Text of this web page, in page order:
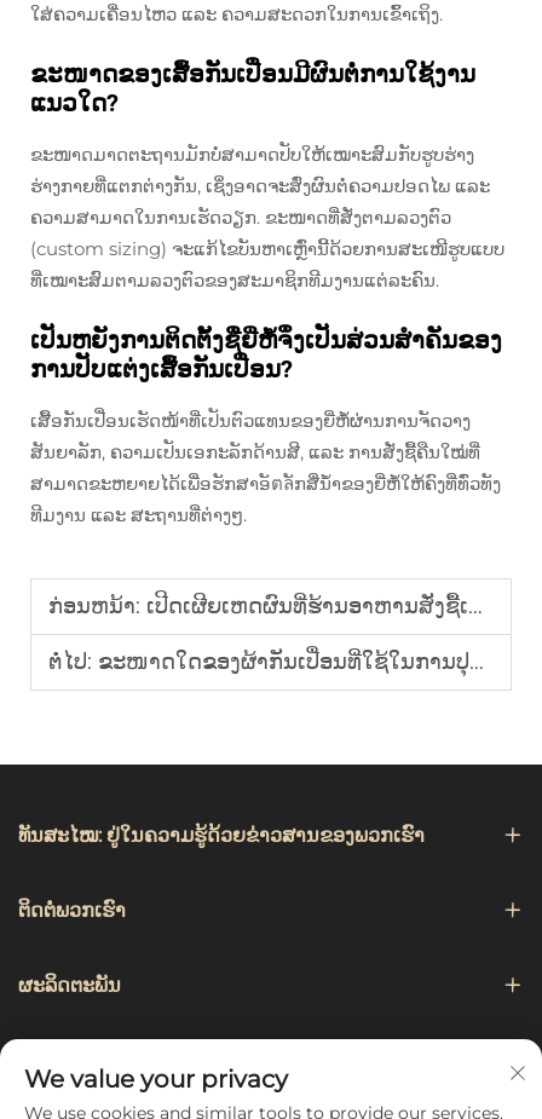
ໃສ່ຄວາມເຄື່ອນໄຫວ ແລະ ຄວາມສະດວກໃນການເຂົ້າເຖິງ.
ຂະໜາດຂອງເສື້ອກັນເປື່ອນມີຜົນຕໍ່ການໃຊ້ງານ
ແນວໃດ?
ຂະໜາດມາດຕະຖານມັກບໍ່ສາມາດປັບໃຫ້ເໝາະສົມກັບຮູບຮ່າງ
ຮ່າງກາຍທີ່ແຕກຕ່າງກັນ, ເຊິ່ງອາດຈະສົ່ງຜົນຕໍ່ຄວາມປອດໄພ ແລະ
ຄວາມສາມາດໃນການເຮັດວຽກ. ຂະໜາດທີ່ສັ່ງຕາມລວງຕົວ
(custom sizing) ຈະແກ້ໄຂບັນຫາເຫຼົ່ານີ້ດ້ວຍການສະເໜີຮູບແບບ
ທີ່ເໝາະສົມຕາມລວງຕົວຂອງສະມາຊິກທີມງານແຕ່ລະຄົນ.
ເປັນຫຍັງການຕິດຕັ້ງຊື່ຍີ່ຫໍ້ຈຶ່ງເປັນສ່ວນສຳຄັນຂອງ
ການປັບແຕ່ງເສື້ອກັນເປື່ອນ?
ເສື້ອກັນເປື່ອນເຮັດໜ້າທີ່ເປັນຕົວແທນຂອງຍີ່ຫໍ້ຜ່ານການຈັດວາງ
ສັນຍາລັກ, ຄວາມເປັນເອກະລັກດ້ານສີ, ແລະ ການສັ່ງຊື້ຄືນໃໝ່ທີ່
ສາມາດຂະຫຍາຍໄດ້ເພື່ອຮັກສາອັตลັກສື່ນ້ຳຂອງຍີ່ຫໍ້ໃຫ້ຄົງທີ່ທົ່ວທັງ
ທີມງານ ແລະ ສະຖານທີ່ຕ່າງໆ.
ກ່ອນຫນ້າ: ເປີດເຜີຍເຫດຜົນທີ່ຮ້ານອາຫານສັ່ງຊື້ເສື້ອກັນເປື້ອນແບບປັບແຕ່ງເພື່ອໃຊ້ກັບພະນັກງານບໍລິການ?
ຕໍ່ໄປ: ຂະໜາດໃດຂອງຜ້າກັນເປື່ອນທີ່ໃຊ້ໃນການປຸງແຕ່ງອາຫານເໝາະສົມທີ່ສຸດສຳລັບທັງຜູ້ຊາຍ ແລະ ຜູ້ຍິງ?
ທັນສະໄໝ: ຢູ່ໃນຄວາມຮູ້ດ້ວຍຂ່າວສານຂອງພວກເຮົາ
ຕິດຕໍ່ພວກເຮົາ
ຜະລິດຕະພັນ
We value your privacy
We use cookies and similar tools to provide our services.